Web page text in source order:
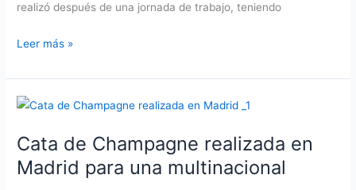
realizó después de una jornada de trabajo, teniendo
Gymkhana
por
Alcalá
Henares
Leer más »
Cata de Champagne realizada en
Madrid para una multinacional